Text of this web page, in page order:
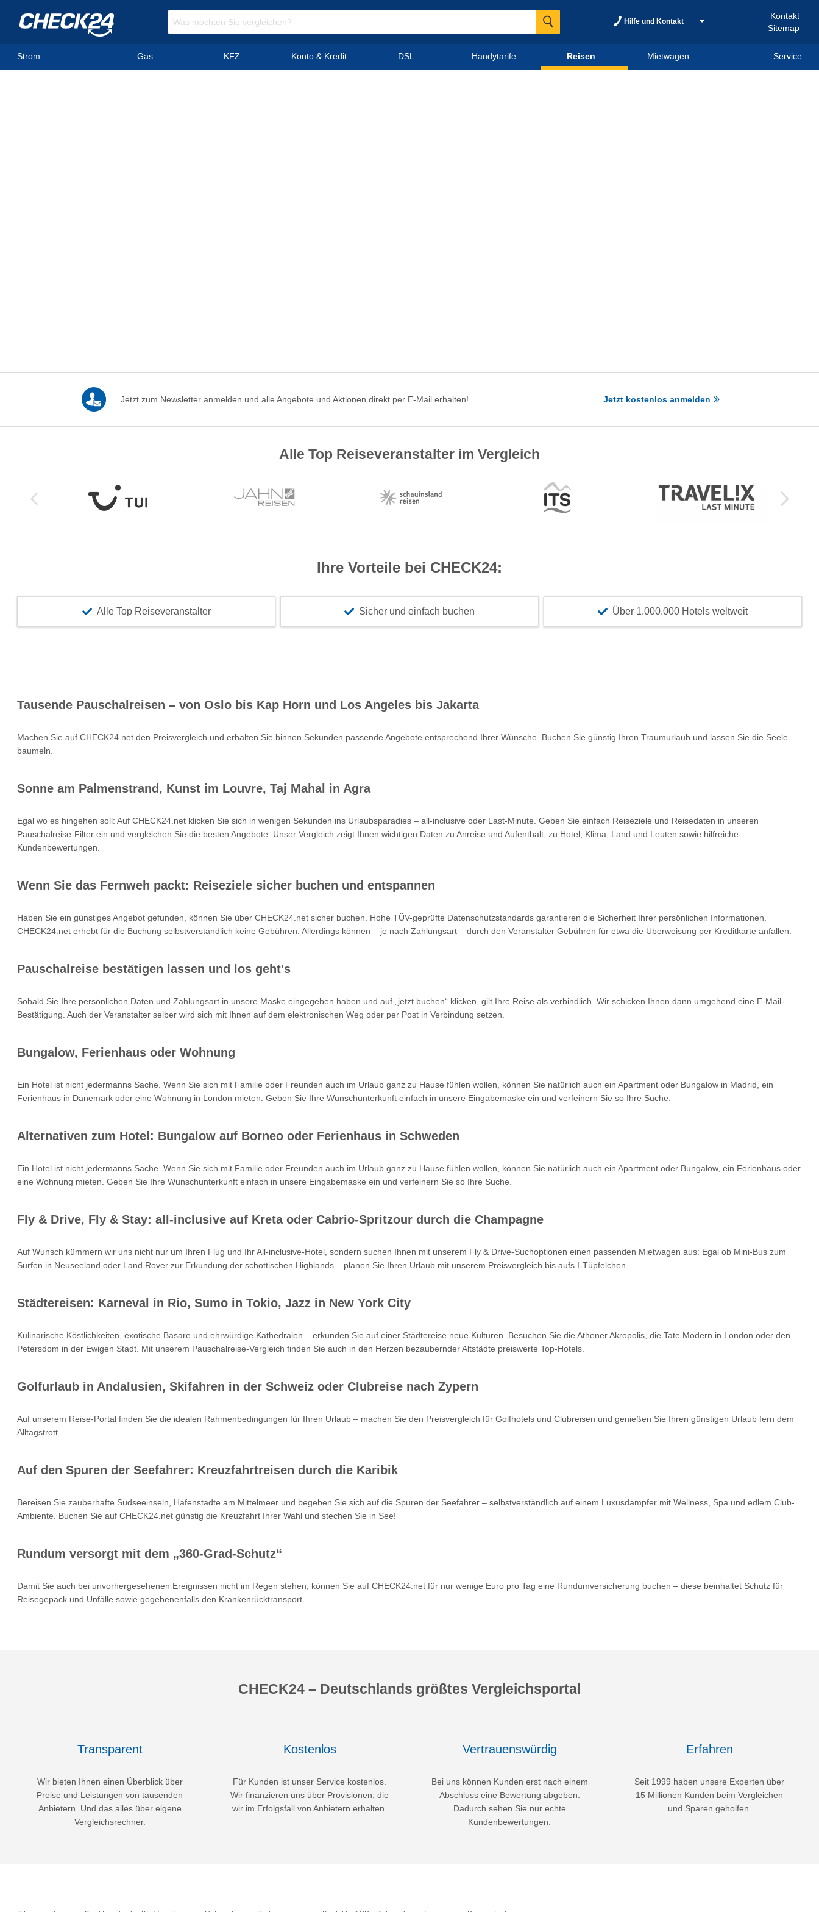
Hilfe und Kontakt
Kontakt
Sitemap
Strom Gas KFZ Konto & Kredit DSL Handytarife Reisen Mietwagen Service
Jetzt zum Newsletter anmelden und alle Angebote und Aktionen direkt per E-Mail erhalten! Jetzt kostenlos anmelden
Alle Top Reiseveranstalter im Vergleich
Ihre Vorteile bei CHECK24:
Alle Top Reiseveranstalter Sicher und einfach buchen Über 1.000.000 Hotels weltweit
Tausende Pauschalreisen – von Oslo bis Kap Horn und Los Angeles bis Jakarta
Machen Sie auf CHECK24.net den Preisvergleich und erhalten Sie binnen Sekunden passende Angebote entsprechend Ihrer Wünsche. Buchen Sie günstig Ihren Traumurlaub und lassen Sie die Seele
baumeln.
Sonne am Palmenstrand, Kunst im Louvre, Taj Mahal in Agra
Egal wo es hingehen soll: Auf CHECK24.net klicken Sie sich in wenigen Sekunden ins Urlaubsparadies – all-inclusive oder Last-Minute. Geben Sie einfach Reiseziele und Reisedaten in unseren
Pauschalreise-Filter ein und vergleichen Sie die besten Angebote. Unser Vergleich zeigt Ihnen wichtigen Daten zu Anreise und Aufenthalt, zu Hotel, Klima, Land und Leuten sowie hilfreiche
Kundenbewertungen.
Wenn Sie das Fernweh packt: Reiseziele sicher buchen und entspannen
Haben Sie ein günstiges Angebot gefunden, können Sie über CHECK24.net sicher buchen. Hohe TÜV-geprüfte Datenschutzstandards garantieren die Sicherheit Ihrer persönlichen Informationen.
CHECK24.net erhebt für die Buchung selbstverständlich keine Gebühren. Allerdings können – je nach Zahlungsart – durch den Veranstalter Gebühren für etwa die Überweisung per Kreditkarte anfallen.
Pauschalreise bestätigen lassen und los geht's
Sobald Sie Ihre persönlichen Daten und Zahlungsart in unsere Maske eingegeben haben und auf „jetzt buchen“ klicken, gilt Ihre Reise als verbindlich. Wir schicken Ihnen dann umgehend eine E-Mail-
Bestätigung. Auch der Veranstalter selber wird sich mit Ihnen auf dem elektronischen Weg oder per Post in Verbindung setzen.
Bungalow, Ferienhaus oder Wohnung
Ein Hotel ist nicht jedermanns Sache. Wenn Sie sich mit Familie oder Freunden auch im Urlaub ganz zu Hause fühlen wollen, können Sie natürlich auch ein Apartment oder Bungalow in Madrid, ein
Ferienhaus in Dänemark oder eine Wohnung in London mieten. Geben Sie Ihre Wunschunterkunft einfach in unsere Eingabemaske ein und verfeinern Sie so Ihre Suche.
Alternativen zum Hotel: Bungalow auf Borneo oder Ferienhaus in Schweden
Ein Hotel ist nicht jedermanns Sache. Wenn Sie sich mit Familie oder Freunden auch im Urlaub ganz zu Hause fühlen wollen, können Sie natürlich auch ein Apartment oder Bungalow, ein Ferienhaus oder
eine Wohnung mieten. Geben Sie Ihre Wunschunterkunft einfach in unsere Eingabemaske ein und verfeinern Sie so Ihre Suche.
Fly & Drive, Fly & Stay: all-inclusive auf Kreta oder Cabrio-Spritzour durch die Champagne
Auf Wunsch kümmern wir uns nicht nur um Ihren Flug und Ihr All-inclusive-Hotel, sondern suchen Ihnen mit unserem Fly & Drive-Suchoptionen einen passenden Mietwagen aus: Egal ob Mini-Bus zum
Surfen in Neuseeland oder Land Rover zur Erkundung der schottischen Highlands – planen Sie Ihren Urlaub mit unserem Preisvergleich bis aufs I-Tüpfelchen.
Städtereisen: Karneval in Rio, Sumo in Tokio, Jazz in New York City
Kulinarische Köstlichkeiten, exotische Basare und ehrwürdige Kathedralen – erkunden Sie auf einer Städtereise neue Kulturen. Besuchen Sie die Athener Akropolis, die Tate Modern in London oder den
Petersdom in der Ewigen Stadt. Mit unserem Pauschalreise-Vergleich finden Sie auch in den Herzen bezaubernder Altstädte preiswerte Top-Hotels.
Golfurlaub in Andalusien, Skifahren in der Schweiz oder Clubreise nach Zypern
Auf unserem Reise-Portal finden Sie die idealen Rahmenbedingungen für Ihren Urlaub – machen Sie den Preisvergleich für Golfhotels und Clubreisen und genießen Sie Ihren günstigen Urlaub fern dem
Alltagstrott.
Auf den Spuren der Seefahrer: Kreuzfahrtreisen durch die Karibik
Bereisen Sie zauberhafte Südseeinseln, Hafenstädte am Mittelmeer und begeben Sie sich auf die Spuren der Seefahrer – selbstverständlich auf einem Luxusdampfer mit Wellness, Spa und edlem Club-
Ambiente. Buchen Sie auf CHECK24.net günstig die Kreuzfahrt Ihrer Wahl und stechen Sie in See!
Rundum versorgt mit dem „360-Grad-Schutz“
Damit Sie auch bei unvorhergesehenen Ereignissen nicht im Regen stehen, können Sie auf CHECK24.net für nur wenige Euro pro Tag eine Rundumversicherung buchen – diese beinhaltet Schutz für
Reisegepäck und Unfälle sowie gegebenenfalls den Krankenrücktransport.
CHECK24 – Deutschlands größtes Vergleichsportal
Transparent
Wir bieten Ihnen einen Überblick über
Preise und Leistungen von tausenden
Anbietern. Und das alles über eigene
Vergleichsrechner.
Kostenlos
Für Kunden ist unser Service kostenlos.
Wir finanzieren uns über Provisionen, die
wir im Erfolgsfall von Anbietern erhalten.
Vertrauenswürdig
Bei uns können Kunden erst nach einem
Abschluss eine Bewertung abgeben.
Dadurch sehen Sie nur echte
Kundenbewertungen.
Erfahren
Seit 1999 haben unsere Experten über
15 Millionen Kunden beim Vergleichen
und Sparen geholfen.